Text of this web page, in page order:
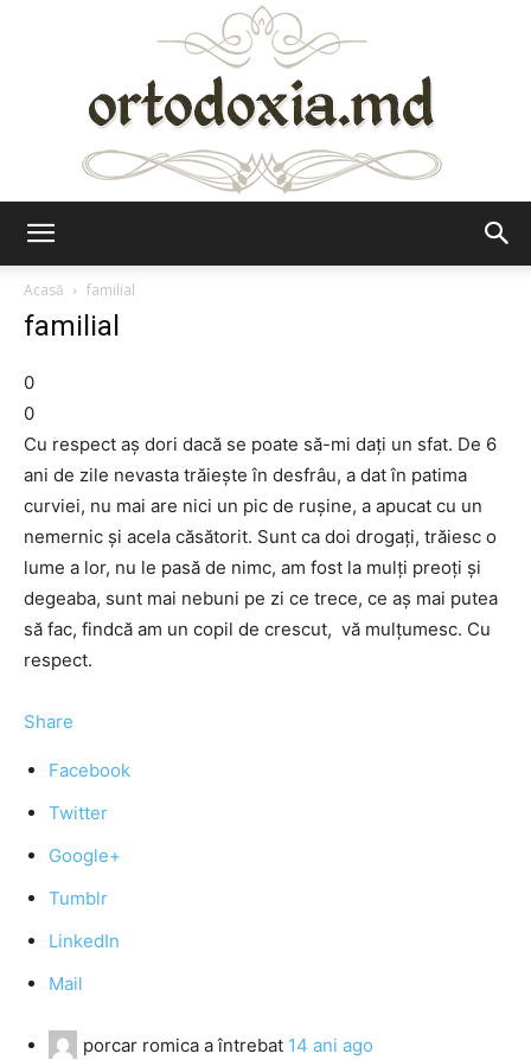
Acasă
familial
familial
0
0
Cu respect aş dori dacă se poate să-mi daţi un sfat. De 6
ani de zile nevasta trăieşte în desfrâu, a dat în patima
curviei, nu mai are nici un pic de ruşine, a apucat cu un
nemernic şi acela căsătorit. Sunt ca doi drogaţi, trăiesc o
lume a lor, nu le pasă de nimc, am fost la mulţi preoţi şi
degeaba, sunt mai nebuni pe zi ce trece, ce aş mai putea
să fac, findcă am un copil de crescut, vă mulţumesc. Cu
respect.
Share
Facebook
Twitter
Google+
Tumblr
LinkedIn
Mail
porcar romica a întrebat 14 ani ago